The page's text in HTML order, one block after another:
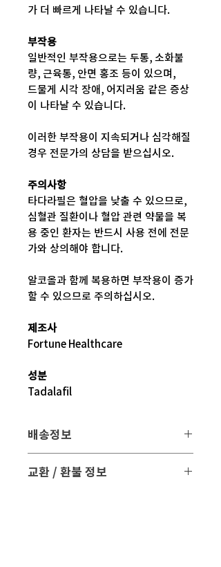
가 더 빠르게 나타날 수 있습니다.
부작용
일반적인 부작용으로는 두통, 소화불
량, 근육통, 안면 홍조 등이 있으며,
드물게 시각 장애, 어지러움 같은 증상
이 나타날 수 있습니다.
이러한 부작용이 지속되거나 심각해질
경우 전문가의 상담을 받으십시오.
주의사항
타다라필은 혈압을 낮출 수 있으므로,
심혈관 질환이나 혈압 관련 약물을 복
용 중인 환자는 반드시 사용 전에 전문
가와 상의해야 합니다.
알코올과 함께 복용하면 부작용이 증가
할 수 있으므로 주의하십시오.
제조사
Fortune Healthcare
성분
Tadalafil
배송정보
교환 / 환불 정보